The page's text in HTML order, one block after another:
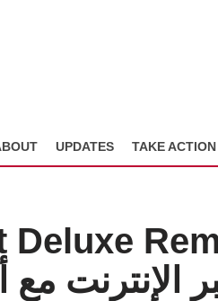
UPDATES TAKE ACTION
الإنترنت مع